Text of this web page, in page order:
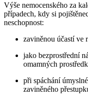
Výše nemocenského za
případech, kdy si
neschopnost:
zaviněnou účastí ve
jako bezprostřední
omamných
při spáchání
zaviněného